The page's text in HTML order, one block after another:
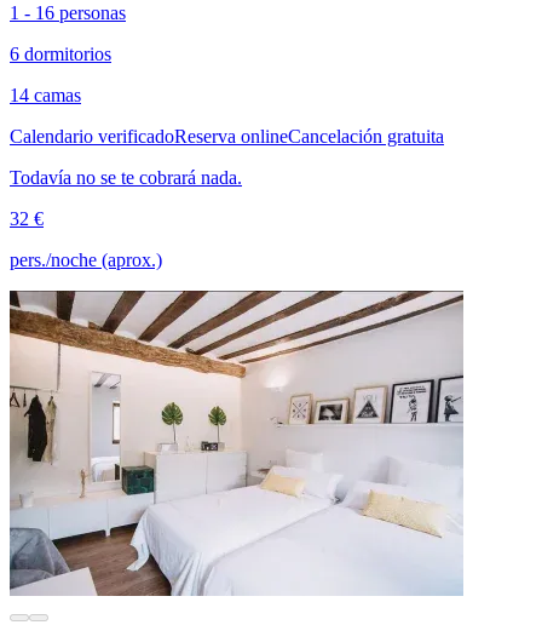
1 - 16 personas
6 dormitorios
14 camas
Calendario verificadoReserva onlineCancelación gratuita
Todavía no se te cobrará nada.
32 €
pers./noche (aprox.)